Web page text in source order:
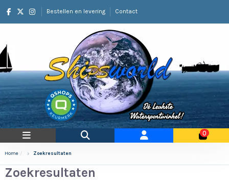
Bestellen en levering Contact
0
Home Zoekresultaten
Zoekresultaten